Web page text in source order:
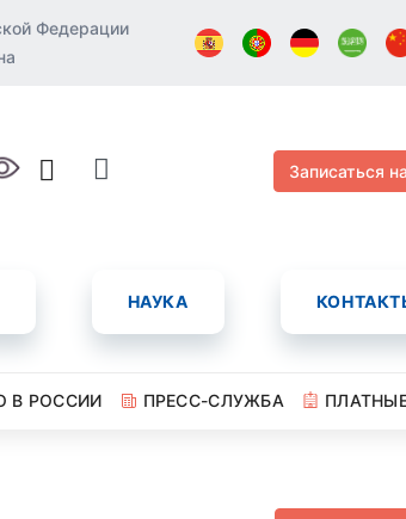
Федерации
Записаться
НАУКА
В РОССИИ ПРЕСС-СЛУЖБА